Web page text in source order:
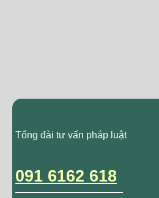
Tổng đài tư vấn pháp luật
091 6162 618